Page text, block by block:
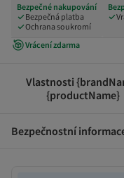
Bezpečné nakupování
Bezpečná platba
Ochrana soukromí
Vrácení zdarma
Vlastnosti
{productName}
Bezpečnostní